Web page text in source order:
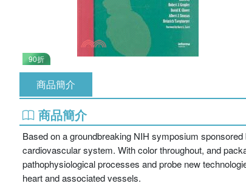
90折
商品簡介
商品簡介
Based on a groundbreaking NIH symposium
cardiovascular system. With color throughout, and
pathophysiological processes and probe new
heart and associated vessels.